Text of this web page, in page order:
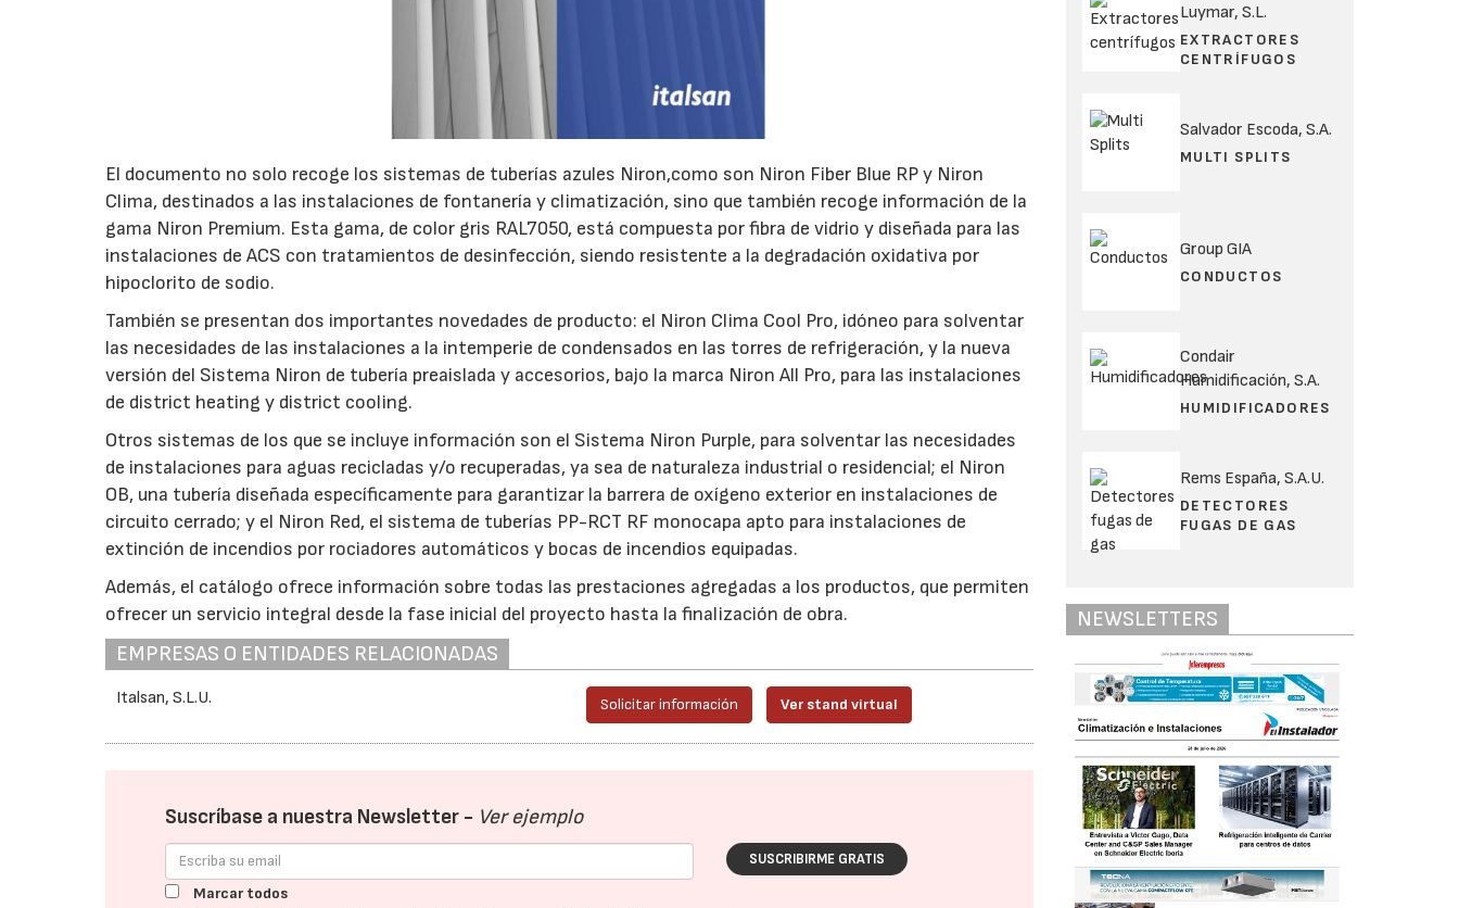
El documento no solo recoge los sistemas de tuberías azules Niron,como son Niron Fiber Blue RP y Niron
Clima, destinados a las instalaciones de fontanería y climatización, sino que también recoge información de la
gama Niron Premium. Esta gama, de color gris RAL7050, está compuesta por fibra de vidrio y diseñada para las
instalaciones de ACS con tratamientos de desinfección, siendo resistente a la degradación oxidativa por
hipoclorito de sodio.
También se presentan dos importantes novedades de producto: el Niron Clima Cool Pro, idóneo para solventar
las necesidades de las instalaciones a la intemperie de condensados en las torres de refrigeración, y la nueva
versión del Sistema Niron de tubería preaislada y accesorios, bajo la marca Niron All Pro, para las instalaciones
de district heating y district cooling.
Otros sistemas de los que se incluye información son el Sistema Niron Purple, para solventar las necesidades
de instalaciones para aguas recicladas y/o recuperadas, ya sea de naturaleza industrial o residencial; el Niron
OB, una tubería diseñada específicamente para garantizar la barrera de oxígeno exterior en instalaciones de
circuito cerrado; y el Niron Red, el sistema de tuberías PP-RCT RF monocapa apto para instalaciones de
extinción de incendios por rociadores automáticos y bocas de incendios equipadas.
Además, el catálogo ofrece información sobre todas las prestaciones agregadas a los productos, que permiten
ofrecer un servicio integral desde la fase inicial del proyecto hasta la finalización de obra.
EMPRESAS O ENTIDADES RELACIONADAS
Italsan, S.L.U. Solicitar información Ver stand virtual
Suscríbase a nuestra Newsletter - Ver ejemplo
SUSCRIBIRME GRATIS
Marcar todos
Luymar, S.L.
EXTRACTORES
CENTRÍFUGOS
Salvador Escoda, S.A.
MULTI SPLITS
Group GIA
CONDUCTOS
Condair
Humidificación, S.A.
HUMIDIFICADORES
Rems España, S.A.U.
DETECTORES
FUGAS DE GAS
NEWSLETTERS